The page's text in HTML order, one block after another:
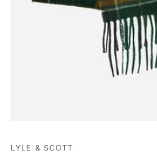
LYLE & SCOTT